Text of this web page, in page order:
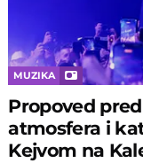
MUZIKA
Propoved
atmosfera i
Kejvom na